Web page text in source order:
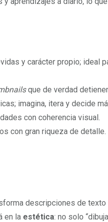
y carácter propio; ideal
que de verdad
imagina, itera y decide
con coherencia visual.
con gran riqueza de detalle.
descripciones de
en la estética: no solo